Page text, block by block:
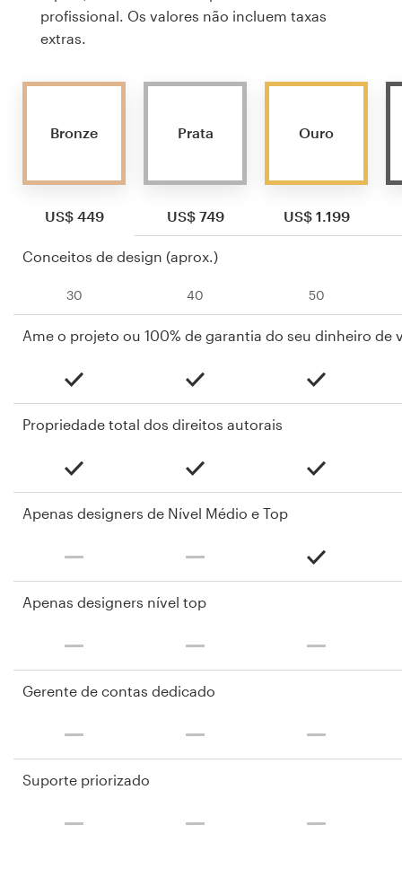
profissional. Os valores não incluem taxas
extras.
Bronze
US$ 449
Prata
US$ 749
Ouro
US$ 1.199
Conceitos de design (aprox.)
30 40 50
Ame o projeto ou 100% de garantia do seu dinheiro de
Propriedade total dos direitos autorais
Apenas designers de Nível Médio e Top
Apenas designers nível top
Gerente de contas dedicado
Suporte priorizado